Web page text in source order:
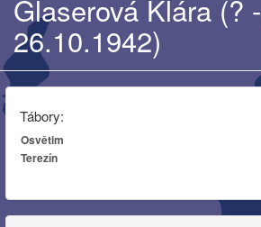
Glaserová Klára (? -
26.10.1942)
Tábory:
Osvětim
Terezín